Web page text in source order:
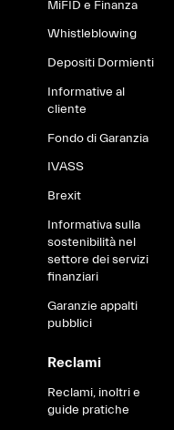
Reclami
Reclami, inoltri e
guide pratiche
MiFID e Finanza
Whistleblowing
Depositi Dormienti
Informative al
cliente
Fondo di Garanzia
IVASS
Brexit
Informativa sulla
sostenibilità nel
settore dei servizi
finanziari
Garanzie appalti
pubblici